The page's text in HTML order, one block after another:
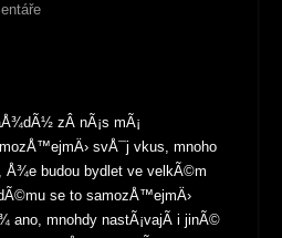
zÂ nÃ¡s mÃ¡
svÅ¯j vkus, mnoho
Å¾e budou bydlet ve velkÃ©m
se to samozÅ™ejmÄ›
ano, mnohdy nastÃ¡vajÃ­ i jinÃ©